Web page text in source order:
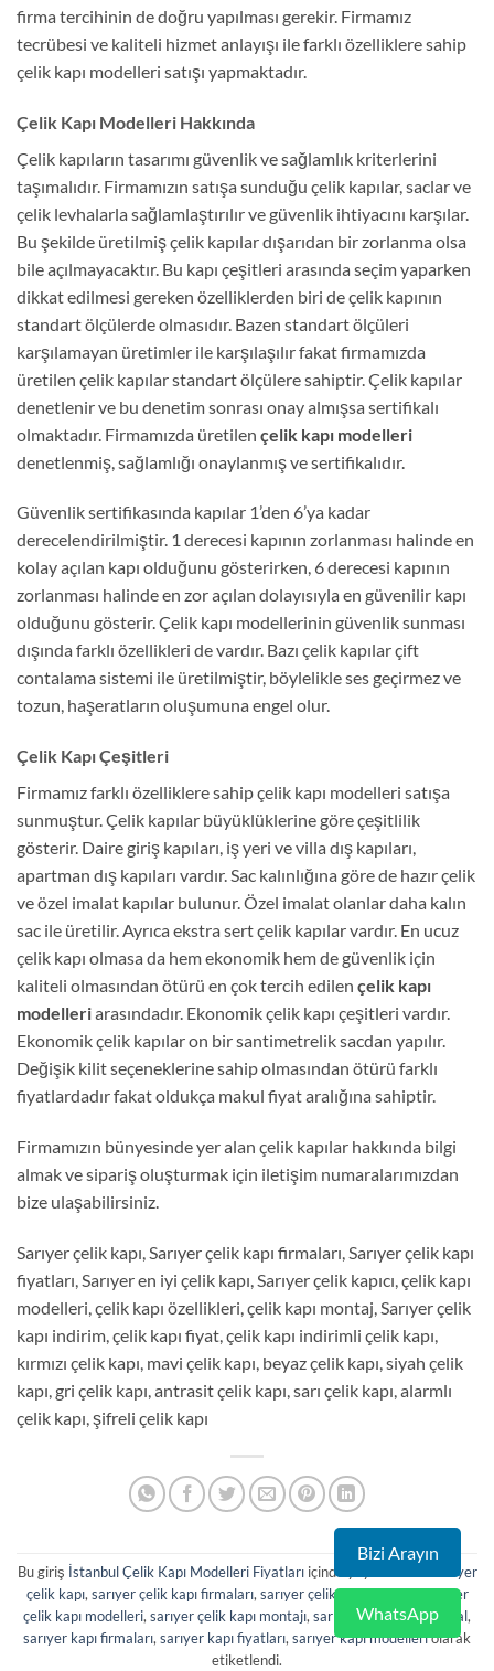
firma tercihinin de doğru yapılması gerekir. Firmamız
tecrübesi ve kaliteli hizmet anlayışı ile farklı özelliklere sahip
çelik kapı modelleri satışı yapmaktadır.
Çelik Kapı Modelleri Hakkında
Çelik kapıların tasarımı güvenlik ve sağlamlık kriterlerini
taşımalıdır. Firmamızın satışa sunduğu çelik kapılar, saclar ve
çelik levhalarla sağlamlaştırılır ve güvenlik ihtiyacını karşılar.
Bu şekilde üretilmiş çelik kapılar dışarıdan bir zorlanma olsa
bile açılmayacaktır. Bu kapı çeşitleri arasında seçim yaparken
dikkat edilmesi gereken özelliklerden biri de çelik kapının
standart ölçülerde olmasıdır. Bazen standart ölçüleri
karşılamayan üretimler ile karşılaşılır fakat firmamızda
üretilen çelik kapılar standart ölçülere sahiptir. Çelik kapılar
denetlenir ve bu denetim sonrası onay almışsa sertifikalı
olmaktadır. Firmamızda üretilen çelik kapı modelleri
denetlenmiş, sağlamlığı onaylanmış ve sertifikalıdır.
Güvenlik sertifikasında kapılar 1’den 6’ya kadar
derecelendirilmiştir. 1 derecesi kapının zorlanması halinde en
kolay açılan kapı olduğunu gösterirken, 6 derecesi kapının
zorlanması halinde en zor açılan dolayısıyla en güvenilir kapı
olduğunu gösterir. Çelik kapı modellerinin güvenlik sunması
dışında farklı özellikleri de vardır. Bazı çelik kapılar çift
contalama sistemi ile üretilmiştir, böylelikle ses geçirmez ve
tozun, haşeratların oluşumuna engel olur.
Çelik Kapı Çeşitleri
Firmamız farklı özelliklere sahip çelik kapı modelleri satışa
sunmuştur. Çelik kapılar büyüklüklerine göre çeşitlilik
gösterir. Daire giriş kapıları, iş yeri ve villa dış kapıları,
apartman dış kapıları vardır. Sac kalınlığına göre de hazır çelik
ve özel imalat kapılar bulunur. Özel imalat olanlar daha kalın
sac ile üretilir. Ayrıca ekstra sert çelik kapılar vardır. En ucuz
çelik kapı olmasa da hem ekonomik hem de güvenlik için
kaliteli olmasından ötürü en çok tercih edilen çelik kapı
modelleriarasındadır. Ekonomik çelik kapı çeşitleri vardır.
Ekonomik çelik kapılar on bir santimetrelik sacdan yapılır.
Değişik kilit seçeneklerine sahip olmasından ötürü farklı
fiyatlardadır fakat oldukça makul fiyat aralığına sahiptir.
Firmamızın bünyesinde yer alan çelik kapılar hakkında bilgi
almak ve sipariş oluşturmak için iletişim numaralarımızdan
bize ulaşabilirsiniz.
Sarıyer çelik kapı, Sarıyer çelik kapı firmaları, Sarıyer çelik kapı
fiyatları, Sarıyer en iyi çelik kapı, Sarıyer çelik kapıcı, çelik kapı
modelleri, çelik kapı özellikleri, çelik kapı montaj, Sarıyer çelik
kapı indirim, çelik kapı fiyat, çelik kapı indirimli çelik kapı,
kırmızı çelik kapı, mavi çelik kapı, beyaz çelik kapı, siyah çelik
kapı, gri çelik kapı, antrasit çelik kapı, sarı çelik kapı, alarmlı
çelik kapı, şifreli çelik kapı
Bu giriş İstanbul Çelik Kapı Modelleri Fiyatlarıiçinde yayınlandı ve
sarıyer
çelik kapı, sarıyer çelik kapı firmaları, sarıyer çelik kapı fiyatları,sarıyer
çelik kapı modelleri, sarıyer çelik kapı montajı, sarıyer çelik kapı satın al,
sarıyer kapı firmaları, sarıyer kapı fiyatları, sarıyer kapı modelleriolarak
etiketlendi.
Bizi Arayın
WhatsApp